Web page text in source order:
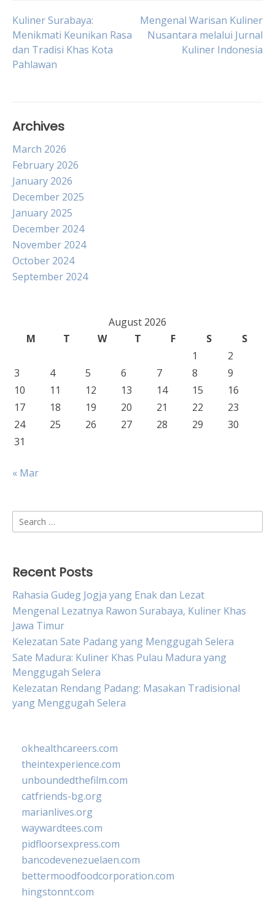
Post
navigation
Kuliner Surabaya:
Menikmati Keunikan Rasa
dan Tradisi Khas Kota
Pahlawan
Mengenal Warisan Kuliner
Nusantara melalui Jurnal
Kuliner Indonesia
Archives
March 2026
February 2026
January 2026
December 2025
January 2025
December 2024
November 2024
October 2024
September 2024
August 2026
M
T W T F S
S
1
2
3
4 5 6 7 8
9
10
11 12 13 14 15
16
17
18 19 20 21 22
23
24
25 26 27 28 29
30
31
« Mar
Search
for:
Recent Posts
Rahasia Gudeg Jogja yang Enak dan Lezat
Mengenal Lezatnya Rawon Surabaya, Kuliner Khas
Jawa Timur
Kelezatan Sate Padang yang Menggugah Selera
Sate Madura: Kuliner Khas Pulau Madura yang
Menggugah Selera
Kelezatan Rendang Padang: Masakan Tradisional
yang Menggugah Selera
okhealthcareers.com
theintexperience.com
unboundedthefilm.com
catfriends-bg.org
marianlives.org
waywardtees.com
pidfloorsexpress.com
bancodevenezuelaen.com
bettermoodfoodcorporation.com
hingstonnt.com